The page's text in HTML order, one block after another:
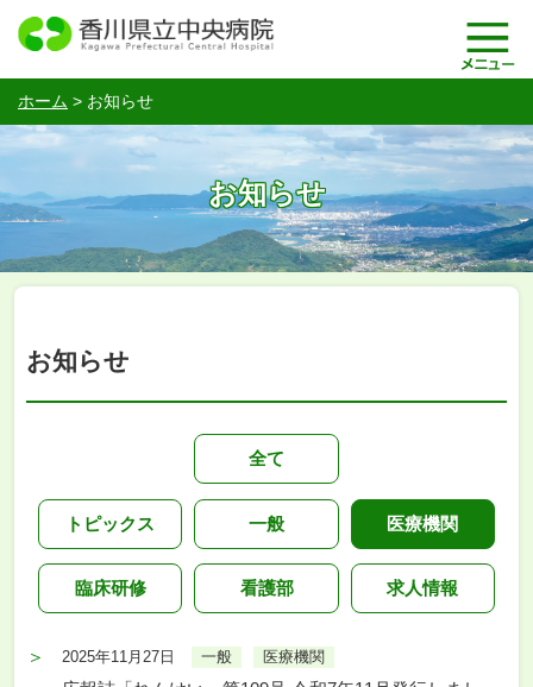
ホーム > お知らせ
お知らせ
お知らせ
全て
トピックス 一般 医療機関
臨床研修 看護部 求人情報
2025年11月27日 一般 医療機関